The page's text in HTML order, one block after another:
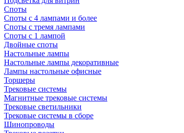
Споты
Споты с 4 лампами и более
Споты с тремя лампами
Споты с 1 лампой
Двойные споты
Настольные лампы
Настольные лампы декоративные
Лампы настольные офисные
Торшеры
Трековые системы
Магнитные трековые системы
Трековые светильники
Трековые системы в сборе
Шинопроводы